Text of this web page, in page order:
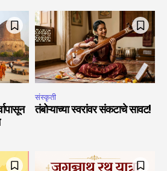
संस्कृती
तंबोऱ्याच्या स्वरांवर संकटाचे सावट!